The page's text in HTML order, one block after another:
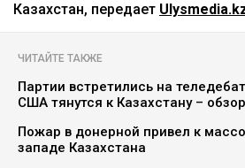
Казахстан, передает
ЧИТАЙТЕ ТАКЖЕ
Партии встретились на
США тянутся к Казахстану – обзор
Пожар в донерной привел к
западе Казахстана